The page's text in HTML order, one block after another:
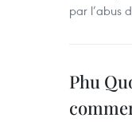
par l’abus
Phu